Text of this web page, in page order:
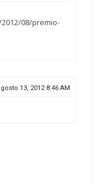
08/premio-
13, 2012 8:46 AM